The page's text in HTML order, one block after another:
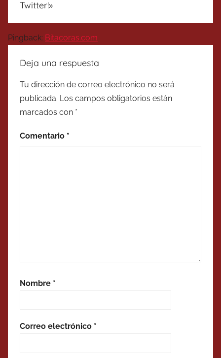
Twitter!»
Pingback: Bitacoras.com
Deja una respuesta
Tu dirección de correo electrónico no será
publicada. Los campos obligatorios están
marcados con *
Comentario *
Nombre *
Correo electrónico *